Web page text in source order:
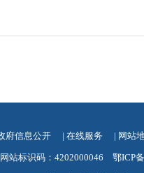
府信息公开 | 在线服务 | 网站
站标识码：4202000046 鄂ICP